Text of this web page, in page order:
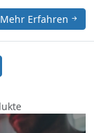
Mehr Erfahren